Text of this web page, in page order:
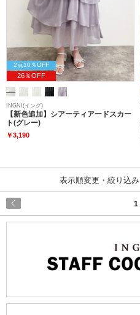
2点10％OFF
26％OFF
INGNI(イング)
【新色追加】シアーティアードスカー
ト(グレー)
￥3,190
表示順変更・絞り込み
1